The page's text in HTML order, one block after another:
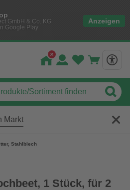
GmbH & Co. KG
Google Play
Anzeigen
Markt
Stahlblech
1 Stück, für 2